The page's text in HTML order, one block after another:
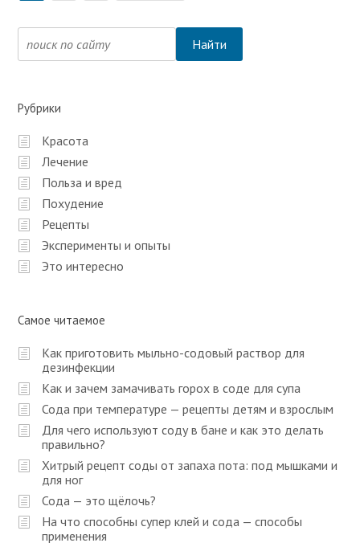
а
в
г
а
ц
и
я
п
о
з
п
и
я
м
Рубрики
Красота
Лечение
Польза и вред
Похудение
Рецепты
Эксперименты и опыты
Это интересно
Самое читаемое
Как приготовить мыльно-содовый раствор для
дезинфекции
Как и зачем замачивать горох в соде для супа
Сода при температуре — рецепты детям и взрослым
Для чего используют соду в бане и как это делать
правильно?
Хитрый рецепт соды от запаха пота: под мышками и
для ног
Сода — это щёлочь?
На что способны супер клей и сода — способы
применения